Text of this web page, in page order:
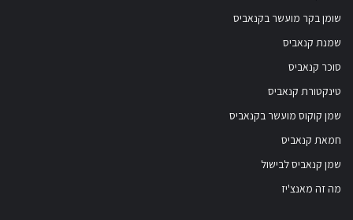
שומן בקר מועשר בקנאביס
שמנת קנאביס
סוכר קנאביס
טינקטורת קנאביס
שמן קוקוס מועשר בקנאביס
חמאת קנאביס
שמן קנאביס לבישול
מה זה מאנצ'יז